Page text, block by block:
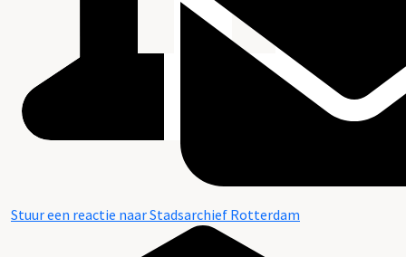
Stuur een reactie naar Stadsarchief Rotterdam